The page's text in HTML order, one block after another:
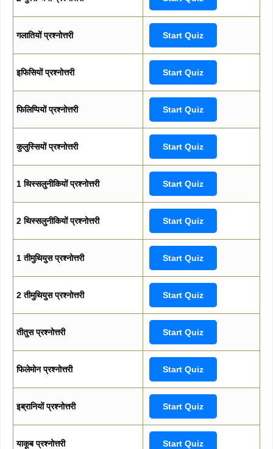
गलातियों प्रश्नोत्तरी Start Quiz
इफिसियों प्रश्नोत्तरी Start Quiz
फिलिप्पियों प्रश्नोत्तरी Start Quiz
कुलुस्सियों प्रश्नोत्तरी Start Quiz
1 थिस्सलुनीकियों प्रश्नोत्तरी Start Quiz
2 थिस्सलुनीकियों प्रश्नोत्तरी Start Quiz
1 तीमुथियुस प्रश्नोत्तरी Start Quiz
2 तीमुथियुस प्रश्नोत्तरी Start Quiz
तीतुस प्रश्नोत्तरी Start Quiz
फिलेमोन प्रश्नोत्तरी Start Quiz
इब्रानियों प्रश्नोत्तरी Start Quiz
याकूब प्रश्नोत्तरी Start Quiz